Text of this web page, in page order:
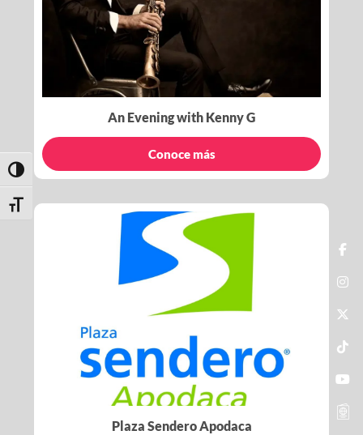
Toggle High Contrast
Toggle Font size
An Evening with Kenny G
Conoce más
Plaza Sendero Apodaca